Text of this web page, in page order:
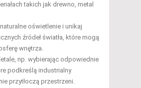
takich jak drewno, metal
oświetlenie i unikaj
źródeł światła, które mogą
wnętrza.
np. wybierając odpowiednie
podkreślą industrialny
przytłoczą przestrzeni.